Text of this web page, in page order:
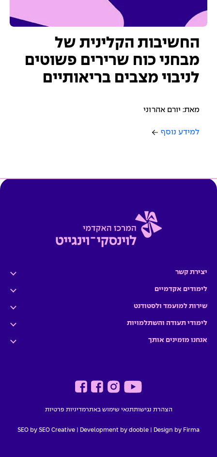
החשיבות הקלינית של
מבחני כוח שרירים פשוטים
לניבוי מצבים בריאותיים
מאת: יורם אהרוני
למידע נוסף
יצירת קשר
לימודים אקדמיים
שירות למועמד ולסטודנט
לימודי תעודה והשתלמויות
אנחנו מזמינים אותך
הצהרת נגישותתנאי שימוש באתרמדיניות פרטיות
Design by Firma |
Development by dooble
SEO by SEO Creative